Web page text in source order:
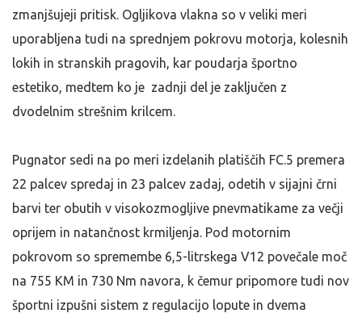
zmanjšujeji pritisk. Ogljikova vlakna so v veliki meri
uporabljena tudi na sprednjem pokrovu motorja, kolesnih
lokih in stranskih pragovih, kar poudarja športno
estetiko, medtem ko je zadnji del je zaključen z
dvodelnim strešnim krilcem.
Pugnator sedi na po meri izdelanih platiščih FC.5 premera
22 palcev spredaj in 23 palcev zadaj, odetih v sijajni črni
barvi ter obutih v visokozmogljive pnevmatikame za večji
oprijem in natančnost krmiljenja. Pod motornim
pokrovom so spremembe 6,5-litrskega V12 povečale moč
na 755 KM in 730 Nm navora, k čemur pripomore tudi nov
športni izpušni sistem z regulacijo lopute in dvema